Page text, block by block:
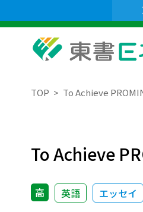
TOP To Achieve
To Achieve
高 英語 エッセイ